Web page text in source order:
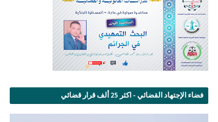
فضاء الإجتهاد القضائي - اكثر 25 ألف قرار قضائي